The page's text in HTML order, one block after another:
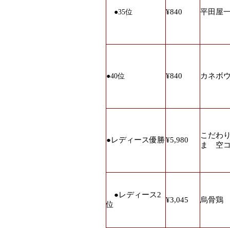
●35位 ¥840 平田屋
●40位 ¥840 カネボ
●レディース優勝¥5,980
こだわ
ま 空
●レディース2
位
¥3,045 烏骨鶏